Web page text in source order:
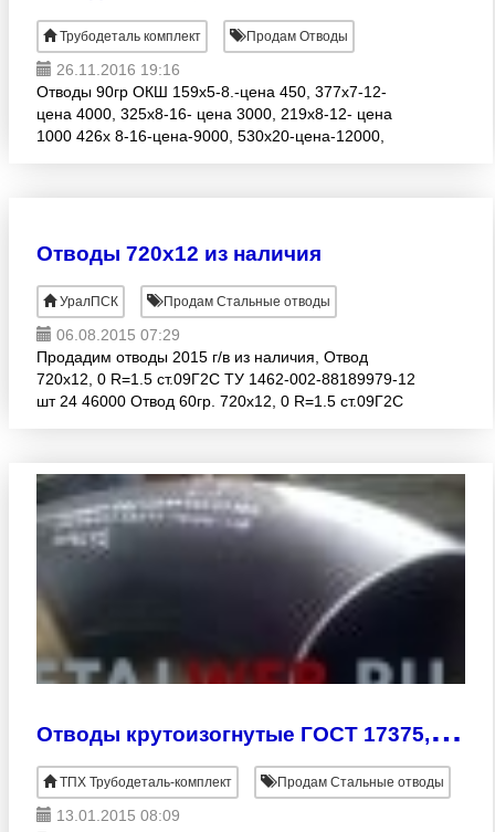
Трубодеталь комплект Продам Отводы
26.11.2016 19:16
Отводы 90гр ОКШ 159х5-8.-цена 450, 377х7-12-
цена 4000, 325х8-16- цена 3000, 219х8-12- цена
1000 426х 8-16-цена-9000, 530х20-цена-12000,
Отводы 720х12 из наличия
УралПСК Продам Стальные отводы
06.08.2015 07:29
Продадим отводы 2015 г/в из наличия, Отвод
720х12, 0 R=1.5 ст.09Г2С ТУ 1462-002-88189979-12
шт 24 46000 Отвод 60гр. 720х12, 0 R=1.5 ст.09Г2С
О
тводы крутоизогнутые ГОСТ 17375, ГОСТ 30753 из наличия
ТПХ Трубодеталь-комплект Продам Стальные отводы
13.01.2015 08:09